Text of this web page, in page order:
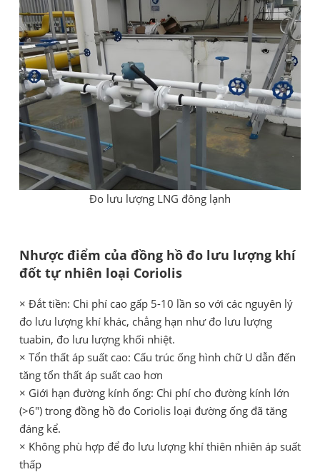
Đo lưu lượng LNG đông lạnh
Nhược điểm của đồng hồ đo lưu lượng khí
đốt tự nhiên loại Coriolis
× Đắt tiền: Chi phí cao gấp 5-10 lần so với các nguyên lý
đo lưu lượng khí khác, chẳng hạn như đo lưu lượng
tuabin, đo lưu lượng khối nhiệt.
× Tổn thất áp suất cao: Cấu trúc ống hình chữ U dẫn đến
tăng tổn thất áp suất cao hơn
× Giới hạn đường kính ống: Chi phí cho đường kính lớn
(>6") trong đồng hồ đo Coriolis loại đường ống đã tăng
đáng kể.
× Không phù hợp để đo lưu lượng khí thiên nhiên áp suất
thấp